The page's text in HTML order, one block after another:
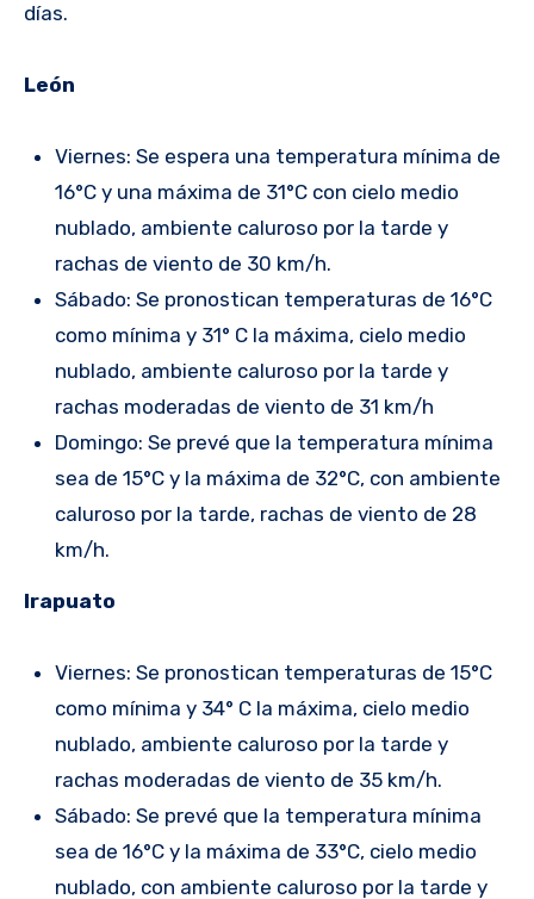
días.
León
Viernes: Se espera una temperatura mínima de
16°C y una máxima de 31°C con cielo medio
nublado, ambiente caluroso por la tarde y
rachas de viento de 30 km/h.
Sábado: Se pronostican temperaturas de 16°C
como mínima y 31° C la máxima, cielo medio
nublado, ambiente caluroso por la tarde y
rachas moderadas de viento de 31 km/h
Domingo: Se prevé que la temperatura mínima
sea de 15°C y la máxima de 32°C, con ambiente
caluroso por la tarde, rachas de viento de 28
km/h.
Irapuato
Viernes: Se pronostican temperaturas de 15°C
como mínima y 34° C la máxima, cielo medio
nublado, ambiente caluroso por la tarde y
rachas moderadas de viento de 35 km/h.
Sábado: Se prevé que la temperatura mínima
sea de 16°C y la máxima de 33°C, cielo medio
nublado, con ambiente caluroso por la tarde y